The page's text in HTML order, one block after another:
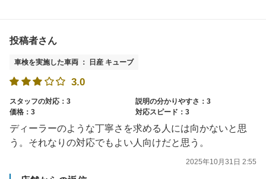
投稿者さん
車検を実施した車両 ： 日産 キューブ
3.0
スタッフの対応：3
説明の分かりやすさ：3
価格：3
対応スピード：3
ディーラーのような丁寧さを求める人には向かないと思
う。それなりの対応でもよい人向けだと思う。
2025年10月31日 2:55